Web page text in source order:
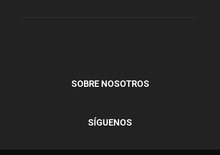
SOBRE NOSOTROS
SÍGUENOS